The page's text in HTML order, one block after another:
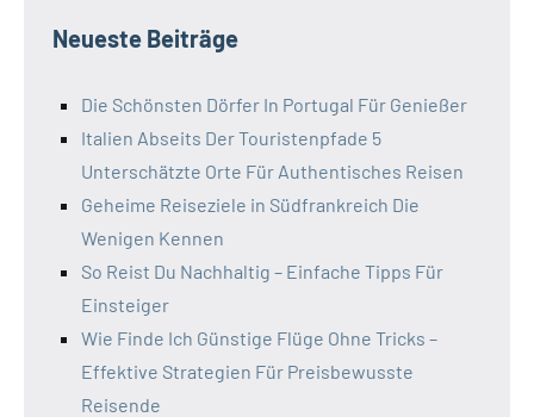
Neueste Beiträge
Die Schönsten Dörfer In Portugal Für Genießer
Italien Abseits Der Touristenpfade 5
Unterschätzte Orte Für Authentisches Reisen
Geheime Reiseziele in Südfrankreich Die
Wenigen Kennen
So Reist Du Nachhaltig – Einfache Tipps Für
Einsteiger
Wie Finde Ich Günstige Flüge Ohne Tricks –
Effektive Strategien Für Preisbewusste
Reisende